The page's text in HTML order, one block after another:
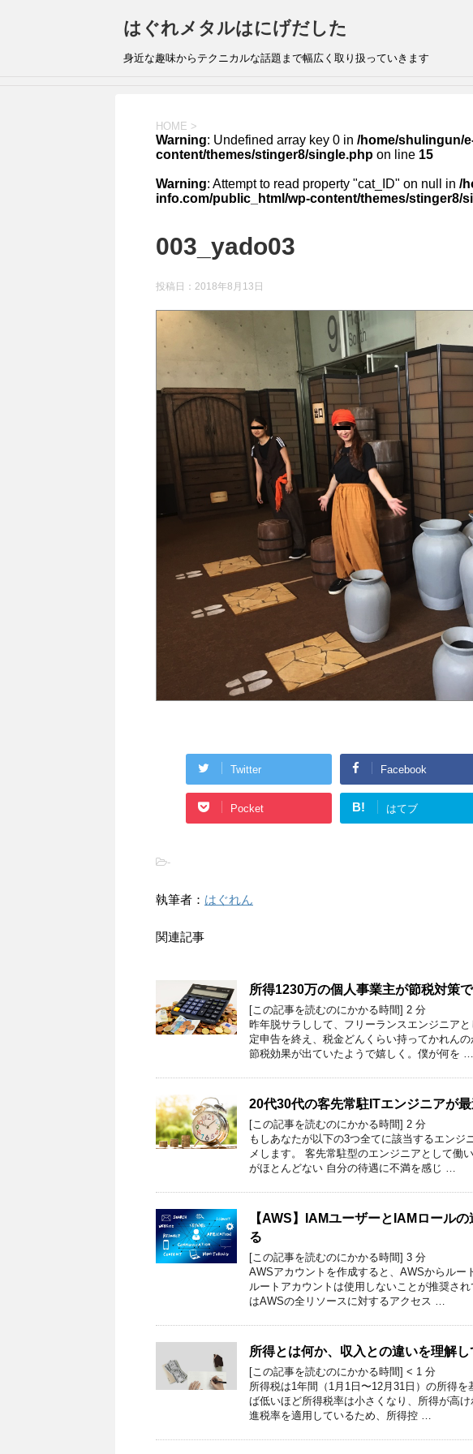
はぐれメタルはにげだした
身近な趣味からテクニカルな話題まで幅広く取り扱っていきます
HOME >
Warning: Undefined array key 0 in /home/shulingun/
content/themes/stinger8/single.php on line 15
Warning: Attempt to read property "cat_ID" on null in /
info.com/public_html/wp-content/themes/stinger8/
003_yado03
投稿日： 2018年8月13日
Twitter Facebook
Pocket B! はてブ
-
執筆者： はぐれん
関連記事
所得1230万の個人事業主が節税対策
[この記事を読むのにかかる時間] 2 分
昨年脱サラしして、フリーランスエンジニア
定申告を終え、税金どんくらい持ってかれん
節税効果が出ていたようで嬉しく。僕が何を …
20代30代の客先常駐ITエンジニアが
[この記事を読むのにかかる時間] 2 分
もしあなたが以下の3つ全てに該当するエンジ
メします。 客先常駐型のエンジニアとして働
がほとんどない 自分の待遇に不満を感じ …
【AWS】IAMユーザーとIAMロール
る
[この記事を読むのにかかる時間] 3 分
AWSアカウントを作成すると、AWSからルー
ルートアカウントは使用しないことが推奨さ
はAWSの全リソースに対するアクセス …
所得とは何か、収入との違いを理解
[この記事を読むのにかかる時間] < 1 分
所得税は1年間（1月1日〜12月31日）の所得
ば低いほど所得税率は小さくなり、所得が高
進税率を適用しているため、所得控 …